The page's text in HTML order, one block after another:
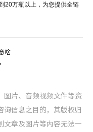
20万瓶以上，为您提供全链
啥
图片、音频视频文件等资
询信息之目的，其版权归
文章及图片等内容无法一